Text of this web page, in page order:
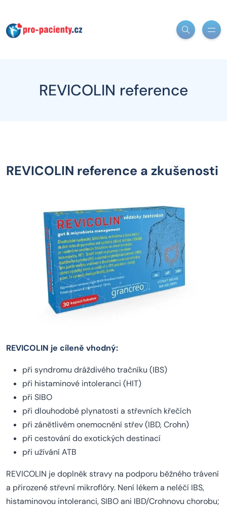
REVICOLIN reference
REVICOLIN reference a zkušenosti
REVICOLIN je cíleně vhodný:
při syndromu dráždivého tračníku (IBS)
při histaminové intoleranci (HIT)
při SIBO
při dlouhodobé plynatosti a střevních křečích
při zánětlivém onemocnění střev (IBD, Crohn)
při cestování do exotických destinací
při užívání ATB
REVICOLIN je doplněk stravy na podporu běžného trávení
a přirozené střevní mikroflóry. Není lékem a neléčí IBS,
histaminovou intoleranci, SIBO ani IBD/Crohnovu chorobu;